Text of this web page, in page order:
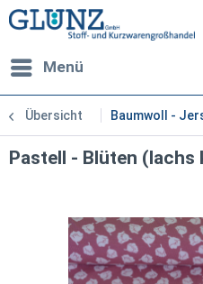
Menü
Übersicht Baumwoll -
Pastell - Blüten (lachs